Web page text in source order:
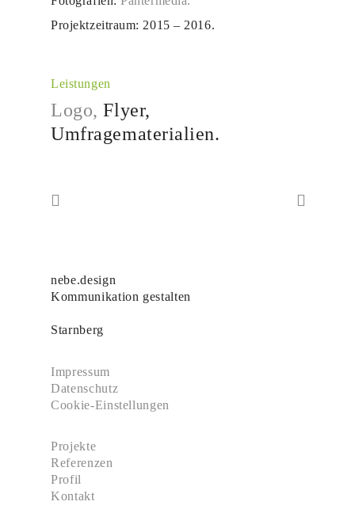
Projektzeitraum: 2015 – 2016.
Leistungen
Logo, Flyer,
Umfragematerialien.
nebe.design
Kommunikation gestalten
Starnberg
Impressum
Datenschutz
Cookie-Einstellungen
Projekte
Referenzen
Profil
Kontakt